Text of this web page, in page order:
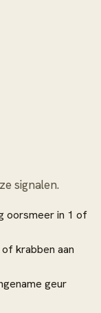
signalen.
oorsmeer in 1 of
krabben aan
geur